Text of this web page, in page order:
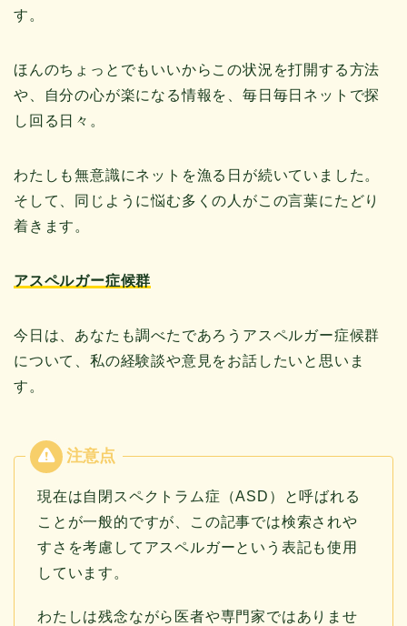
す。
ほんのちょっとでもいいからこの状況を打開する方法
や、自分の心が楽になる情報を、毎日毎日ネットで探
し回る日々。
わたしも無意識にネットを漁る日が続いていました。
そして、同じように悩む多くの人がこの言葉にたどり
着きます。
アスペルガー症候群
今日は、あなたも調べたであろうアスペルガー症候群
について、私の経験談や意見をお話したいと思いま
す。
現在は自閉スペクトラム症（ASD）と呼ばれる
ことが一般的ですが、この記事では検索されや
すさを考慮してアスペルガーという表記も使用
しています。
わたしは残念ながら医者や専門家ではありませ